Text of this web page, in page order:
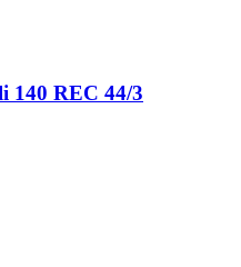
140 REC 44/3